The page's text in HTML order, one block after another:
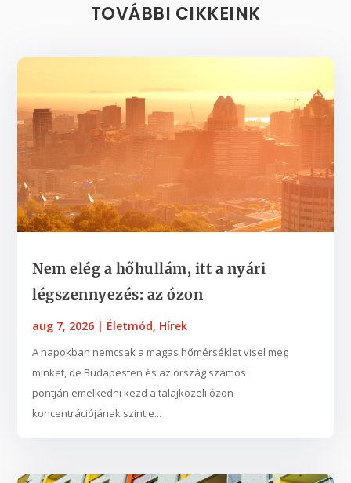
TOVÁBBI CIKKEINK
Nem elég a hőhullám, itt a nyári
légszennyezés: az ózon
aug 7, 2026 | Életmód, Hírek
A napokban nemcsak a magas hőmérséklet visel meg
minket, de Budapesten és az ország számos
pontján emelkedni kezd a talajközeli ózon
koncentrációjának szintje...